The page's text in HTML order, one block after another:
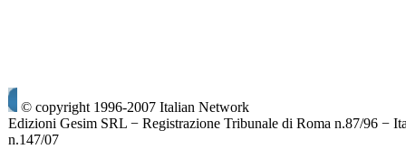
© copyright 1996-2007 Italian Network
Edizioni Gesim SRL − Registrazione Tribunale di Roma n.87/96 −
n.147/07